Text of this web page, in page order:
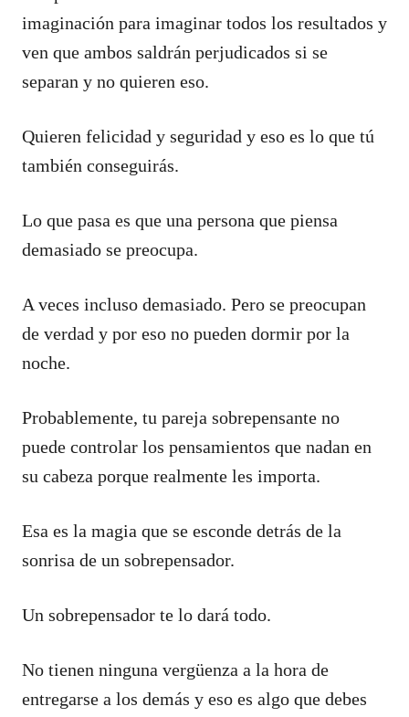
imaginación para imaginar todos los resultados y
ven que ambos saldrán perjudicados si se
separan y no quieren eso.
Quieren felicidad y seguridad y eso es lo que tú
también conseguirás.
Lo que pasa es que una persona que piensa
demasiado se preocupa.
A veces incluso demasiado. Pero se preocupan
de verdad y por eso no pueden dormir por la
noche.
Probablemente, tu pareja sobrepensante no
puede controlar los pensamientos que nadan en
su cabeza porque realmente les importa.
Esa es la magia que se esconde detrás de la
sonrisa de un sobrepensador.
Un sobrepensador te lo dará todo.
No tienen ninguna vergüenza a la hora de
entregarse a los demás y eso es algo que debes